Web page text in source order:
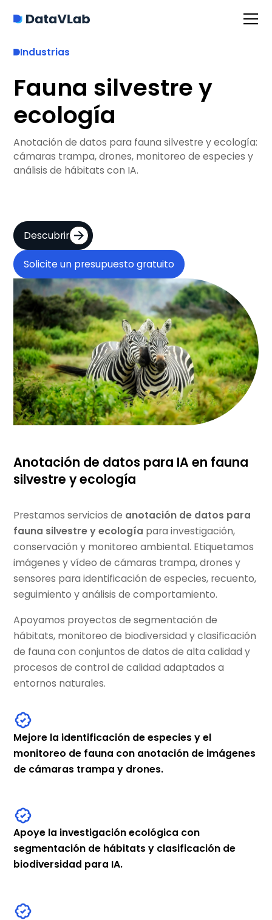
Industrias
Fauna silvestre y
ecología
Anotación de datos para fauna silvestre y ecología:
cámaras trampa, drones, monitoreo de especies y
análisis de hábitats con IA.
Descubrir
Solicite un presupuesto gratuito
Anotación de datos para IA en fauna
silvestre y ecología
Prestamos servicios de anotación de datos para
fauna silvestre y ecología para investigación,
conservación y monitoreo ambiental. Etiquetamos
imágenes y vídeo de cámaras trampa, drones y
sensores para identificación de especies, recuento,
seguimiento y análisis de comportamiento.
Apoyamos proyectos de segmentación de
hábitats, monitoreo de biodiversidad y clasificación
de fauna con conjuntos de datos de alta calidad y
procesos de control de calidad adaptados a
entornos naturales.
Mejore la identificación de especies y el
monitoreo de fauna con anotación de imágenes
de cámaras trampa y drones.
Apoye la investigación ecológica con
segmentación de hábitats y clasificación de
biodiversidad para IA.